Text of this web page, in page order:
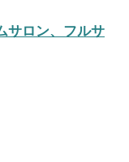
サロン、フルサ